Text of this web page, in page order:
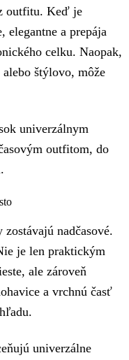
outfitu. Keď je
elegantne a prepája
celku. Naopak,
štýlovo, môže
univerzálnym
outfitom, do
nadčasové.
je len praktickým
ale zároveň
a vrchnú časť
univerzálne